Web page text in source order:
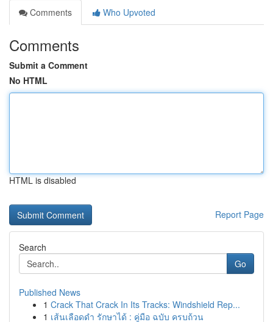
Comments
Who Upvoted
Comments
Submit a Comment
No HTML
HTML is disabled
Report Page
Search
Go
Published News
1 Crack That Crack In Its Tracks: Windshield Rep...
1 เส้นเลือดดำ รักษาได้ : คู่มือ ฉบับ ครบถ้วน